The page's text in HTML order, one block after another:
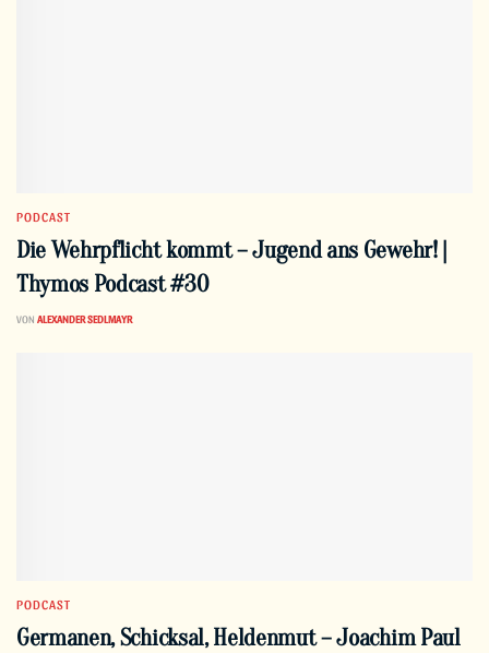
PODCAST
Die Wehrpflicht kommt – Jugend ans Gewehr! |
Thymos Podcast #30
VON ALEXANDER SEDLMAYR
PODCAST
Germanen, Schicksal, Heldenmut – Joachim Paul